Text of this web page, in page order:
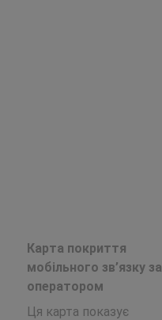
Карта покриття
мобільного зв’язку за
оператором
Ця карта показує